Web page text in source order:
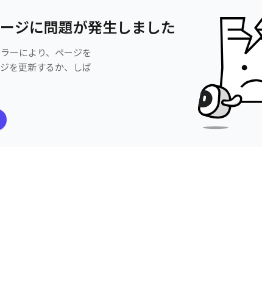
ジに問題が発生しました
ーにより、ページを
を更新するか、しば